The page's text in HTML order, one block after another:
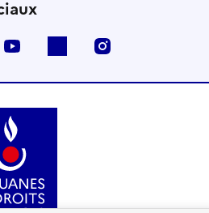
Twitter)Flickr